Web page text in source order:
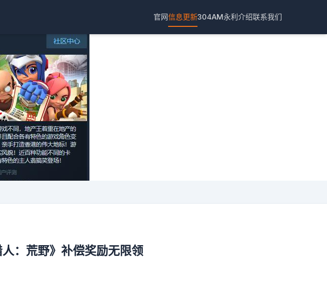
官网信息更新304AM永利介绍联系我们
：荒野》补偿奖励无限领